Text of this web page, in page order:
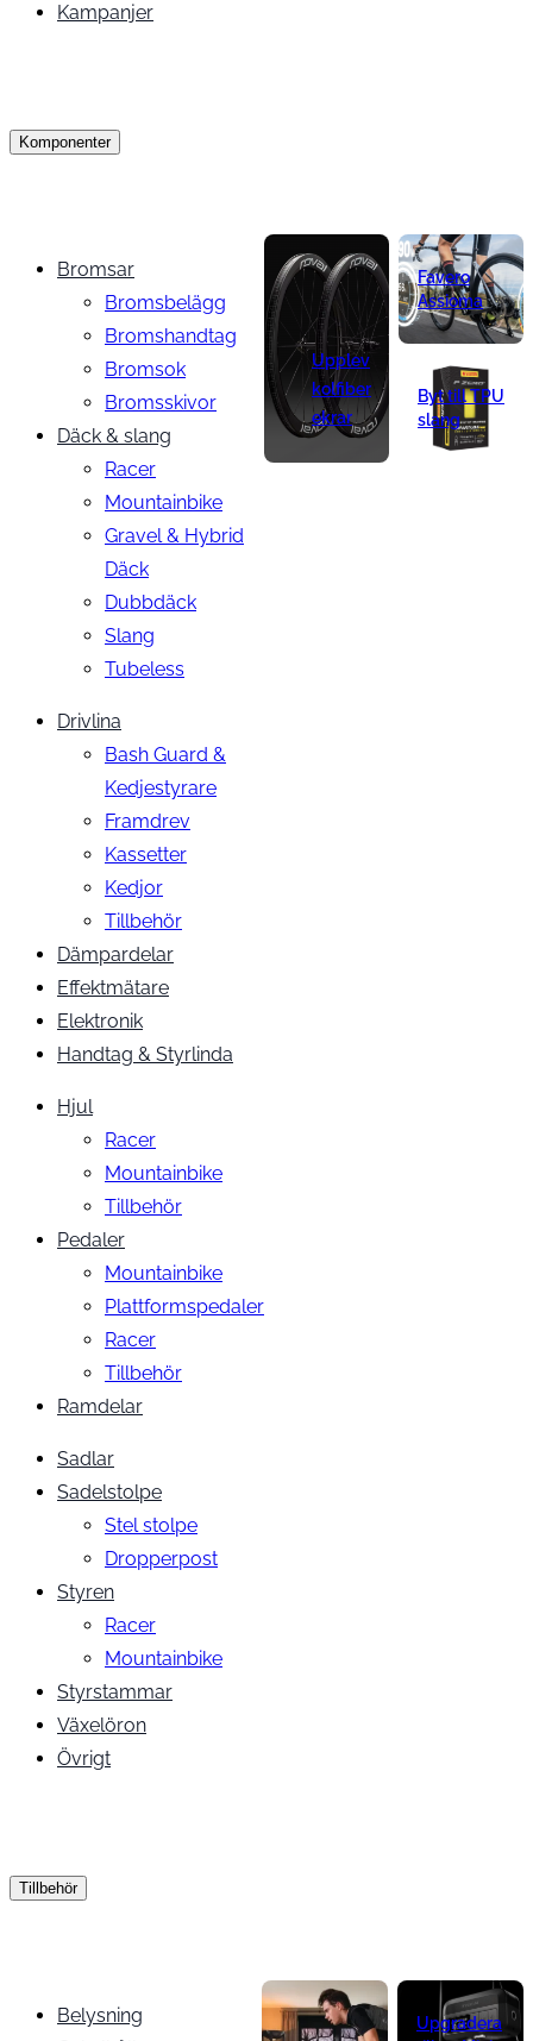
Kampanjer
Komponenter
Bromsar
Bromsbelägg
Bromshandtag
Bromsok
Bromsskivor
Däck & slang
Racer
Mountainbike
Gravel & Hybrid
Däck
Dubbdäck
Slang
Tubeless
Drivlina
Bash Guard &
Kedjestyrare
Framdrev
Kassetter
Kedjor
Tillbehör
Dämpardelar
Effektmätare
Elektronik
Handtag & Styrlinda
Hjul
Racer
Mountainbike
Tillbehör
Pedaler
Mountainbike
Plattformspedaler
Racer
Tillbehör
Ramdelar
Sadlar
Sadelstolpe
Stel stolpe
Dropperpost
Styren
Racer
Mountainbike
Styrstammar
Växelöron
Övrigt
Upplev
kolfiber
ekrar
Favero
Assioma
Byt till TPU
slang
Tillbehör
Belysning
Upgradera